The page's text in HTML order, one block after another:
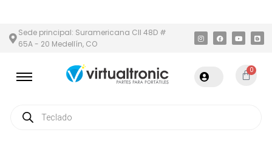
Sede principal: Suramericana Cll 48D #
65A - 20 Medellín, CO
0